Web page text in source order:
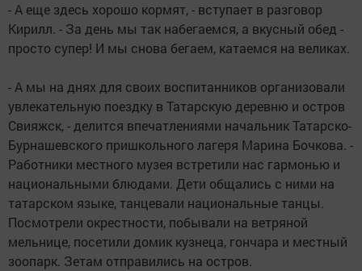
- А еще здесь хорошо кормят, - вступает в разговор
Кирилл. - За день мы так набегаемся, а вкусный обед -
просто супер! И мы снова бегаем, катаемся на великах.
- А мы на днях для своих воспитанников организовали
увлекательную поездку в Татарскую деревню и остров
Свияжск, - делится впечатлениями начальник Татарско-
Бурнашевского пришкольного лагеря Марина Бочкова. -
Работники местного музея встретили нас гармонью и
национальными блюдами. Дети общались с ними на
татарском языке, танцевали национальные танцы.
Посмотрели окрестности, побывали на ветряной
мельнице, посетили домик кузнеца, гончара и местный
зоопарк. Зетам отправились на остров.